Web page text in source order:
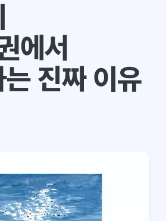
에서
진짜 이유